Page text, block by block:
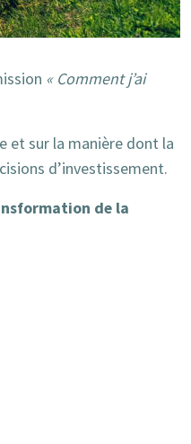
« Comment j’ai
et sur la manière dont la
d’investissement.
de la